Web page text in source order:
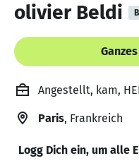
olivier Beldi
Angestellt, kam,
Paris, Frankreich
Logg Dich ein, um alle